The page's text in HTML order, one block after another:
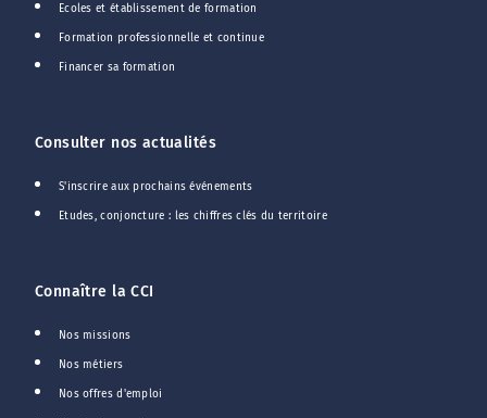
Ecoles et établissement de formation
Formation professionnelle et continue
Financer sa formation
Consulter nos actualités
S'inscrire aux prochains événements
Etudes, conjoncture : les chiffres clés du territoire
Connaître la CCI
Nos missions
Nos métiers
Nos offres d'emploi